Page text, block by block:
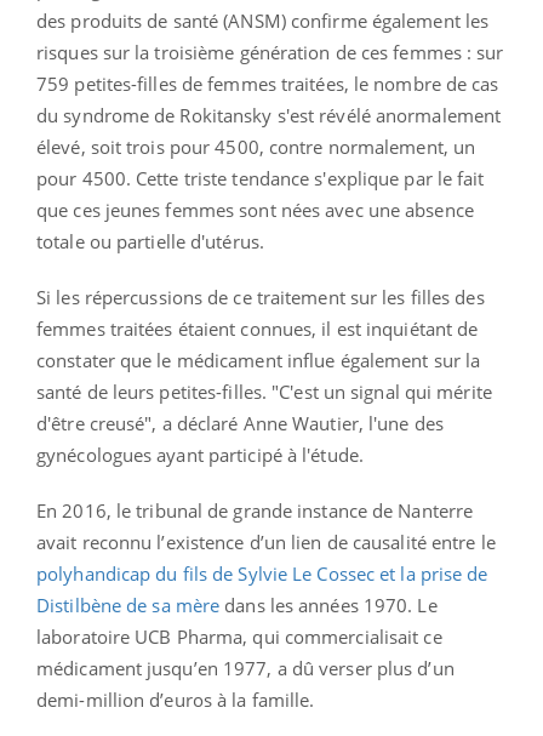
des produits de santé (ANSM) confirme également les
risques sur la troisième génération de ces femmes : sur
759 petites-filles de femmes traitées, le nombre de cas
du syndrome de Rokitansky s'est révélé anormalement
élevé, soit trois pour 4500, contre normalement, un
pour 4500. Cette triste tendance s'explique par le fait
que ces jeunes femmes sont nées avec une absence
totale ou partielle d'utérus.
Si les répercussions de ce traitement sur les filles des
femmes traitées étaient connues, il est inquiétant de
constater que le médicament influe également sur la
santé de leurs petites-filles. "C'est un signal qui mérite
d'être creusé", a déclaré Anne Wautier, l'une des
gynécologues ayant participé à l'étude.
En 2016, le tribunal de grande instance de Nanterre
avait reconnu l’existence d’un lien de causalité entre le
polyhandicap du fils de Sylvie Le Cossec et la prise de
Distilbène de sa mère dans les années 1970. Le
laboratoire UCB Pharma, qui commercialisait ce
médicament jusqu’en 1977, a dû verser plus d’un
demi-million d’euros à la famille.